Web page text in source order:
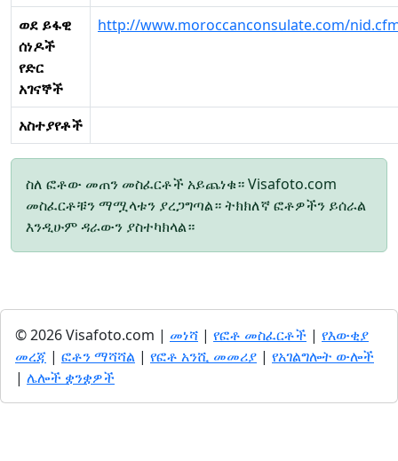
ወደ ይፋዊ
ሰነዶች
የድር
አገናኞች
http://www.moroccanconsulate.com/
አስተያየቶች
ስለ ፎቶው መጠን መስፈርቶች አይጨነቁ። Visafoto.com
መስፈርቶቹን ማሟላቱን ያረጋግጣል። ትክክለኛ ፎቶዎችን ይሰራል
እንዲሁም ዳራውን ያስተካክላል።
© 2026 Visafoto.com | መነሻ | የፎቶ መስፈርቶች | የእውቂያ
መረጃ | ፎቶን ማሻሻል | የፎቶ አንሺ መመሪያ | የአገልግሎት ውሎች
| ሌሎች ቋንቋዎች